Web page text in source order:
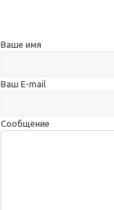
Ваше имя
Ваш E-mail
Сообщение